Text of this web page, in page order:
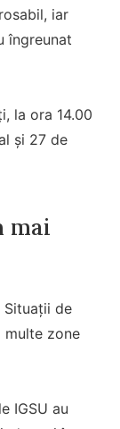
iar
îngreunat
la ora 14.00
și 27 de
mai
Situații de
multe zone
IGSU au